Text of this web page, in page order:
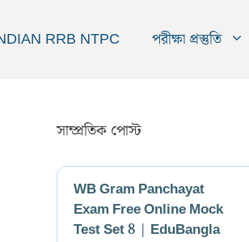
RRB NTPC পরীক্ষা প্রস্তুতি
সাম্প্রতিক পোস্ট
WB Gram Panchayat
Exam Free Online Mock
Test Set 8 | EduBangla